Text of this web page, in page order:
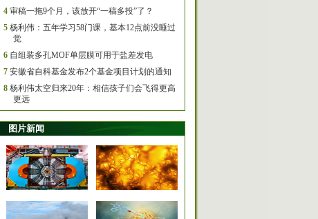
4 审稿一拖9个月，该放开“一稿多投”了？
5 杨利伟：五年学习58门课，基本12点前没睡过
觉
6 自组装多孔MOF单层膜可用于盐差发电
7 安徽省自科基金发布2个基金项目计划的通知
8 杨利伟太空归来20年：相信孩子们会飞得更高
更远
图片新闻